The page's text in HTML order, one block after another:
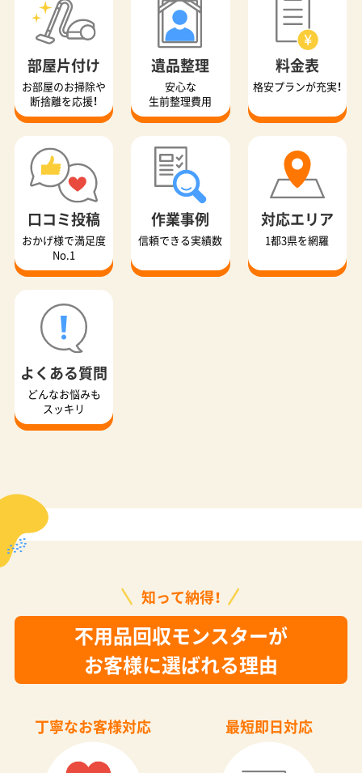
部屋片付け
お部屋のお掃除や
断捨離を応援！
遺品整理
安心な
生前整理費用
料金表
格安プランが充実！
口コミ投稿
おかげ様で満足度
No.1
作業事例
信頼できる実績数
対応エリア
1都3県を網羅
よくある質問
どんなお悩みも
スッキリ
知って納得！
不用品回収モンスターが
お客様に選ばれる理由
丁寧なお客様対応 最短即日対応